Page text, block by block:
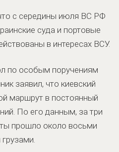
с середины июля ВС РФ
суда и портовые
в интересах ВСУ.
по особым поручениям
заявил, что киевский
маршрут в постоянный
По его данным, за три
прошло около восьми